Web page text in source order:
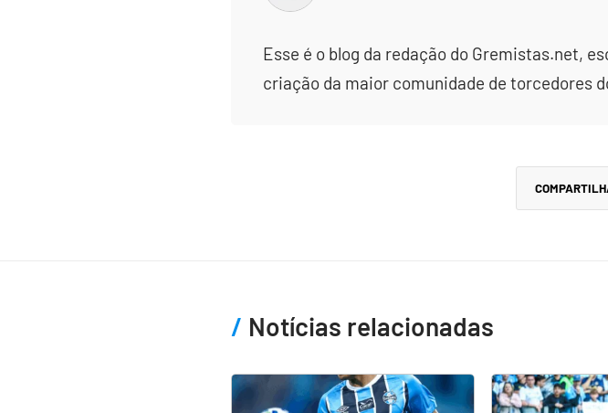
Esse é o blog da redação do Gremistas.net,
criação da maior comunidade de torcedores
Notícias relacionadas